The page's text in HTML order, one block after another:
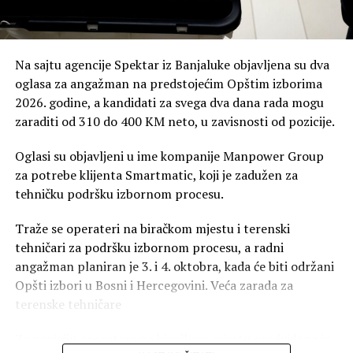
Na sajtu agencije Spektar iz Banjaluke objavljena su dva
oglasa za angažman na predstojećim Opštim izborima
2026. godine, a kandidati za svega dva dana rada mogu
zaraditi od 310 do 400 KM neto, u zavisnosti od pozicije.
Oglasi su objavljeni u ime kompanije Manpower Group
za potrebe klijenta Smartmatic, koji je zadužen za
tehničku podršku izbornom procesu.
Traže se operateri na biračkom mjestu i terenski
tehničari za podršku izbornom procesu, a radni
angažman planiran je 3. i 4. oktobra, kada će biti održani
Opšti izbori u Bosni i Hercegovini. Veća zarada za
terenske tehničare